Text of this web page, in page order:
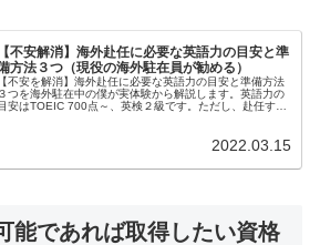
【不安解消】海外赴任に必要な英語力の目安と準
方法３つ（現役の海外駐在員が勧める）
【不安を解消】海外赴任に必要な英語力の目安と準備方法
３つを海外駐在中の僕が実体験から解説します。英語力の
安はTOEIC 700点～、英検２級です。ただし、赴任する
2022.03.15
能であれば取得したい資格